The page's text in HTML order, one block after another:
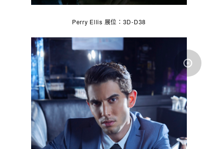
Perry Ellis 展位：3D-D38